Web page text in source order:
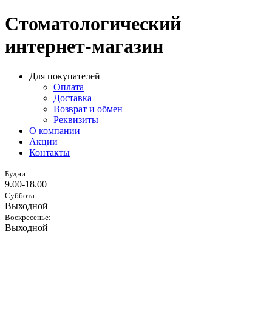
Стоматологический
интернет-магазин
Для покупателей
Оплата
Доставка
Возврат и обмен
Реквизиты
О компании
Акции
Контакты
Будни:
9.00-18.00
Суббота:
Выходной
Воскресенье:
Выходной